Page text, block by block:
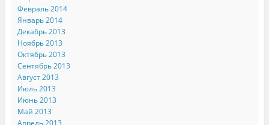
Февраль 2014
Январь 2014
Декабрь 2013
Ноябрь 2013
Октябрь 2013
Сентябрь 2013
Август 2013
Июль 2013
Июнь 2013
Май 2013
Апрель 2013